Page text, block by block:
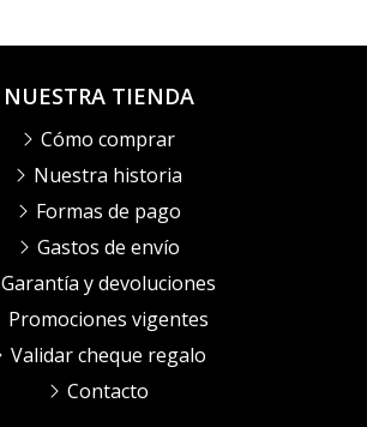
NUESTRA TIENDA
Cómo comprar
Nuestra historia
Formas de pago
Gastos de envío
Garantía y devoluciones
Promociones vigentes
Validar cheque regalo
Contacto